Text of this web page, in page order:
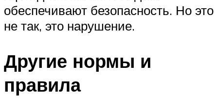
обеспечивают безопасность. Но это
не так, это нарушение.
Другие нормы и
правила